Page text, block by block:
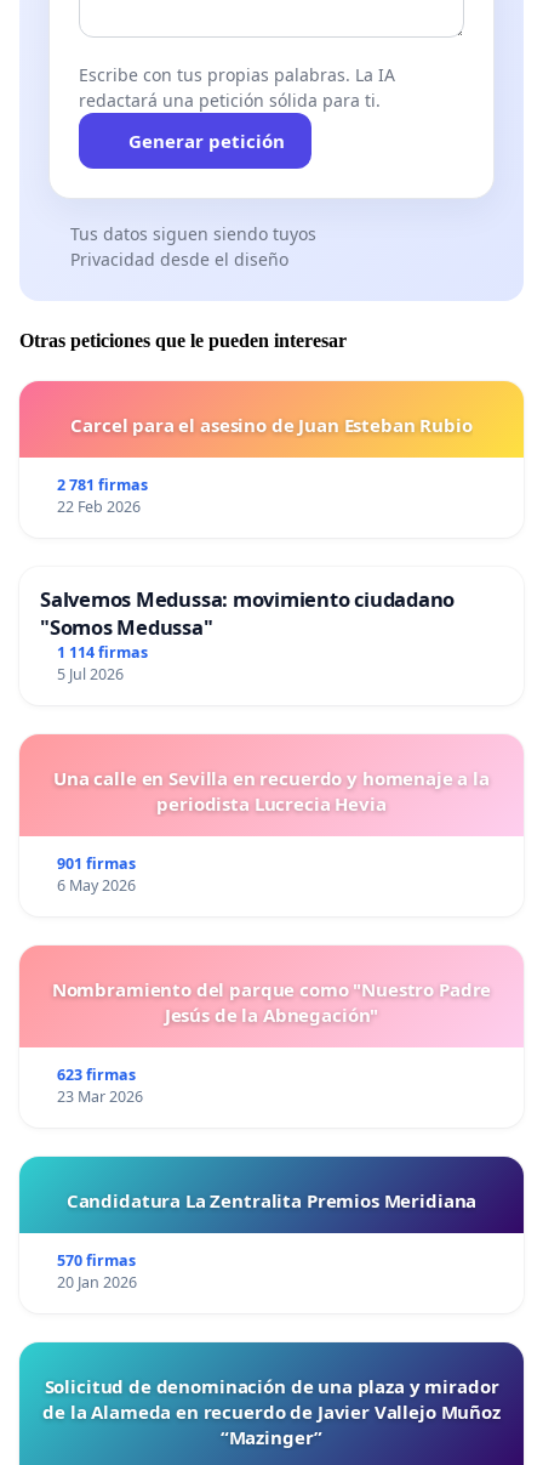
Escribe con tus propias palabras. La IA
redactará una petición sólida para ti.
Generar petición
Tus datos siguen siendo tuyos
Privacidad desde el diseño
Otras peticiones que le pueden interesar
Carcel para el asesino de Juan Esteban Rubio
2 781 firmas
22 Feb 2026
Salvemos Medussa: movimiento ciudadano
"Somos Medussa"
1 114 firmas
5 Jul 2026
Una calle en Sevilla en recuerdo y homenaje a la
periodista Lucrecia Hevia
901 firmas
6 May 2026
Nombramiento del parque como "Nuestro Padre
Jesús de la Abnegación"
623 firmas
23 Mar 2026
Candidatura La Zentralita Premios Meridiana
570 firmas
20 Jan 2026
Solicitud de denominación de una plaza y mirador
de la Alameda en recuerdo de Javier Vallejo Muñoz
“Mazinger”